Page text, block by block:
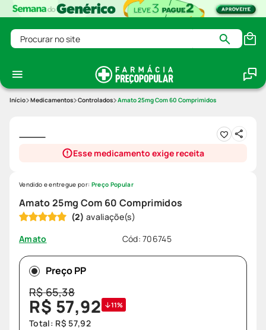
Procurar no site
Medicamentos Controlados Amato 25mg Com 60 Comprimidos
Esse medicamento exige receita
Amato 25mg Com 60 Comprimidos
(2)
Amato
Cód:706745
Vendido e entregue por: Preço Popular
Preço PP
R$65,38
R$ 57,92 11%
Total: R$ 57,92